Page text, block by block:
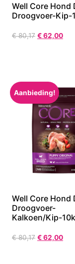
Well Core Hond
Droogvoer-Kip-
€80,17 €62,00
Aanbieding!
Well Core Hond
Droogvoer-
Kalkoen/Kip-
€80,17 €62,00